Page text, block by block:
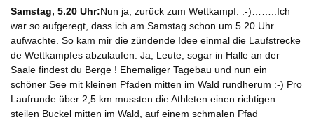
Samstag, 5.20 Uhr:Nun ja, zurück zum Wettkampf. :-)……..Ich
war so aufgeregt, dass ich am Samstag schon um 5.20 Uhr
aufwachte. So kam mir die zündende Idee einmal die Laufstrecke
de Wettkampfes abzulaufen. Ja, Leute, sogar in Halle an der
Saale findest du Berge ! Ehemaliger Tagebau und nun ein
schöner See mit kleinen Pfaden mitten im Wald rundherum :-) Pro
Laufrunde über 2,5 km mussten die Athleten einen richtigen
steilen Buckel mitten im Wald, auf einem schmalen Pfad